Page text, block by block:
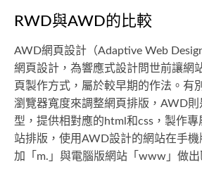
RWD與AWD的比較
AWD網頁設計（Adaptive Web
網頁設計，為響應式設計問世前讓網
頁製作方式，屬於較早期的作法。有
瀏覽器寬度來調整網頁排版，AWD
型，提供相對應的html和css，製作專
站排版，使用AWD設計的網站在手
加「m.」與電腦版網站「www」做出